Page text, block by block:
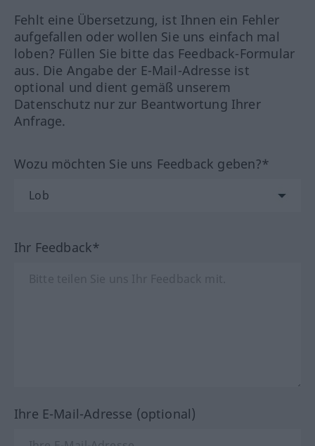
Fehlt eine Übersetzung, ist Ihnen ein Fehler
aufgefallen oder wollen Sie uns einfach mal
loben? Füllen Sie bitte das Feedback-Formular
aus. Die Angabe der E-Mail-Adresse ist
optional und dient gemäß unserem
Datenschutz nur zur Beantwortung Ihrer
Anfrage.
Wozu möchten Sie uns Feedback geben?*
Ihr Feedback*
Ihre E-Mail-Adresse (optional)